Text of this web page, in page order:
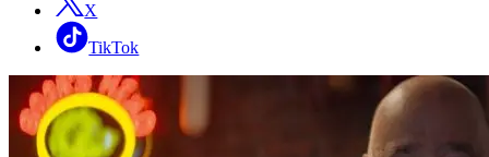
X
TikTok